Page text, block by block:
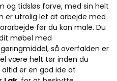
og tidsløs farve, med sin helt
er utrolig let at arbejde med
før du kan male. Du
møbel med
så overfalden er
være helt tør inden du
er en god ide at